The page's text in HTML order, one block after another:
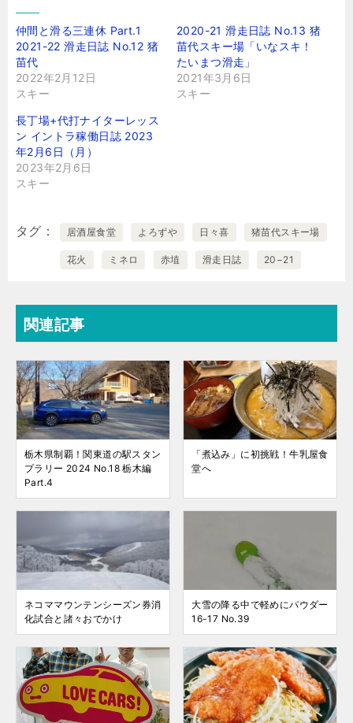
仲間と滑る三連休 Part.1
2021-22 滑走日誌 No.12 猪
苗代
2022年2月12日
スキー
2020-21 滑走日誌 No.13 猪
苗代スキー場「いなスキ！
たいまつ滑走」
2021年3月6日
スキー
長丁場+代打ナイターレッス
ン イントラ稼働日誌 2023
年2月6日（月）
2023年2月6日
スキー
タグ 居酒屋食堂 よろずや 日々喜 猪苗代スキー場
花火 ミネロ 赤埴 滑走日誌 20−21
関連記事
栃木県制覇！関東道の駅スタン
プラリー 2024 No.18 栃木編
Part.4
「煮込み」に初挑戦！牛乳屋食
堂へ
ネコママウンテンシーズン券消
化試合と諸々おでかけ
大雪の降る中で軽めにパウダー
16-17 No.39